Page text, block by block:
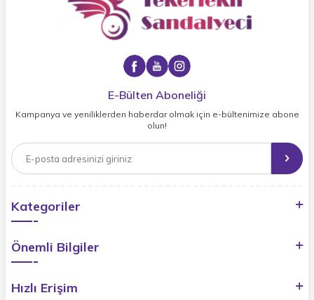
E-Bülten Aboneliği
Kampanya ve yeniliklerden haberdar olmak için e-bültenimize abone
olun!
Kategoriler
Önemli Bilgiler
Hızlı Erişim